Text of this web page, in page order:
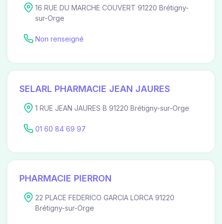
16 RUE DU MARCHE COUVERT 91220 Brétigny-
sur-Orge
Non renseigné
SELARL PHARMACIE JEAN JAURES
1 RUE JEAN JAURES B 91220 Brétigny-sur-Orge
01 60 84 69 97
PHARMACIE PIERRON
22 PLACE FEDERICO GARCIA LORCA 91220
Brétigny-sur-Orge